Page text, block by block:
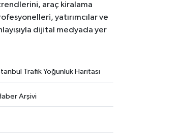
araç kiralama
yatırımcılar ve
dijital medyada yer
Trafik Yoğunluk Haritası
Arşivi